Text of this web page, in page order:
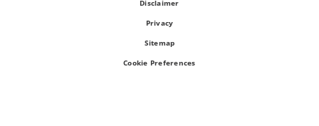
Disclaimer
Privacy
Sitemap
Cookie Preferences